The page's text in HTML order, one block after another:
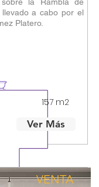
a cabo por el
Platero.
157 m2
Ver Más
VENTA